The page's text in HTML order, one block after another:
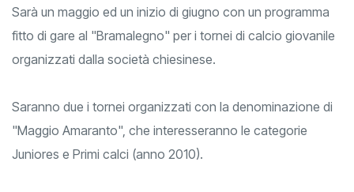
Sarà un maggio ed un inizio di giugno con un programma
fitto di gare al "Bramalegno" per i tornei di calcio giovanile
organizzati dalla società chiesinese.
Saranno due i tornei organizzati con la denominazione di
"Maggio Amaranto", che interesseranno le categorie
Juniores e Primi calci (anno 2010).